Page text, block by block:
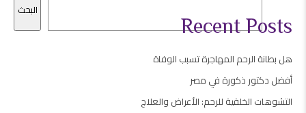
البحث
Recent Posts
هل بطانة الرحم المهاجرة تسبب الوفاة
أفضل دكتور ذكورة في مصر
التشوهات الخلقية للرحم: الأعراض والعلاج